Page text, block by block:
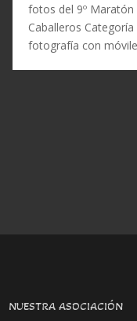
fotos del 9º
Caballeros
fotografía con
NUESTRA ASOCIACIÓN